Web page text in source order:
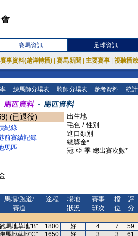
賽馬資訊 足球資訊
賽事資料(越洋轉播) 賽馬新聞 主要賽事 視聽播
練馬師分場表 騎師分場表 參考資料 統
(已退役)
紀錄
前賽績記錄
馬匹
出生地
毛色 / 性別
進口類別
總獎金*
冠-亞-季-總出賽次數*
馬場/跑道/
賽道
途程
場地
狀況
賽事
班次
檔
位
評
分
跑馬地草地"B" 1800 好 4 7
59
跑馬地草地"C" 1650 好 3 3
61